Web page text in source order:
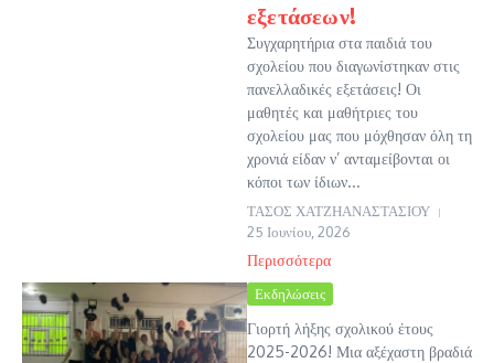
εξετάσεων!
Συγχαρητήρια στα παιδιά του
σχολείου που διαγωνίστηκαν στις
πανελλαδικές εξετάσεις! Οι
μαθητές και μαθήτριες του
σχολείου μας που μόχθησαν όλη τη
χρονιά είδαν ν’ ανταμείβονται οι
κόποι των ίδιων...
ΤΑΣΟΣ ΧΑΤΖΗΑΝΑΣΤΑΣΙΟΥ
25 Ιουνίου, 2026
Περισσότερα
Εκδηλώσεις
Γιορτή λήξης σχολικού έτους
2025-2026! Μια αξέχαστη βραδιά